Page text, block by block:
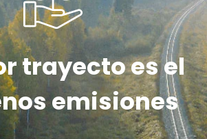
trayecto es el
emisiones